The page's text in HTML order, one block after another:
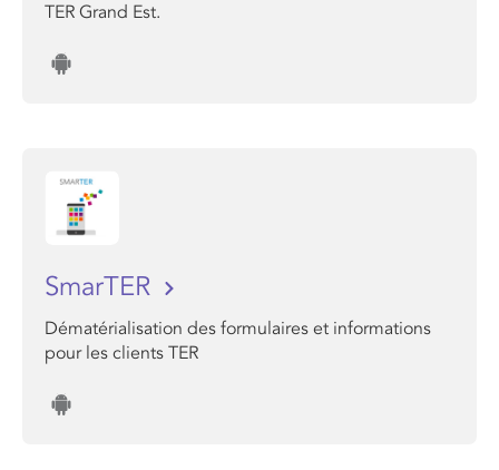
TER Grand Est.
SmarTER
Dématérialisation des formulaires et informations
pour les clients TER